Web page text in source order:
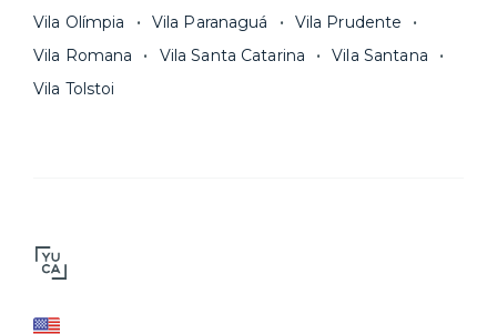
Vila Olímpia
Vila Paranaguá
Vila Prudente
Vila Romana
Vila Santa Catarina
Vila Santana
Vila Tolstoi